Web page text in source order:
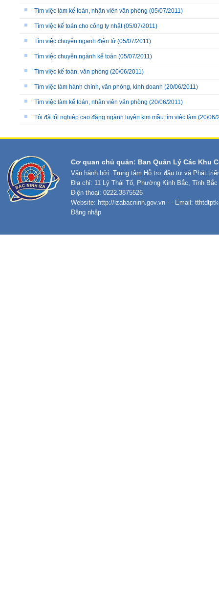
Tìm việc làm kế toán, nhân viên văn phòng (05/07/2011)
Tìm việc kế toán cho công ty nhật(05/07/2011)
Tìm việc chuyên nganh điện tử (05/07/2011)
Tìm việc chuyên ngành kế toán (05/07/2011)
Tìm việc kế toán, văn phòng (20/06/2011)
Tìm việc làm hành chính, văn phòng, kinh doanh (20/06/2011)
Tìm việc làm kế toán, nhân viên văn phòng (20/06/2011)
Tôi đã tốt nghiệp cao đăng ngành luyện kim mầu tìm việc làm (20/06/
Cơ quan chủ quản: Ban Quản Lý Các Khu
Vận hành bởi: Trung tâm Hỗ trợ đầu tư và Phát
Địa chỉ: 11 Lý Thái Tổ, Phường Kinh Bắc, Tỉnh Bắc
Điện thoại: 0222.3875526
Website: http://izabacninh.gov.vn - - Email:
Đăng nhập